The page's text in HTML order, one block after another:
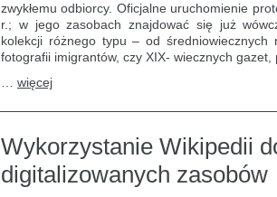
zwykłemu odbiorcy. Oficjalne uruchomienie
r.; w jego zasobach znajdować się już
kolekcji różnego typu – od średniowiecznych
fotografii imigrantów, czy XIX- wiecznych gazet,
więcej
Wykorzystanie Wikipedii
digitalizowanych zasobów